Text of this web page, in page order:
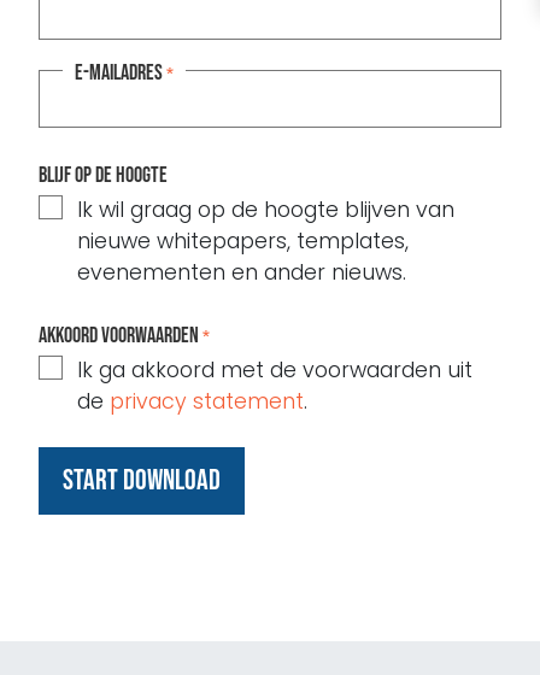
E-mailadres*
Blijf op de hoogte
Ik wil graag op de hoogte blijven van
nieuwe whitepapers, templates,
evenementen en ander nieuws.
Akkoord voorwaarden *
Ik ga akkoord met de voorwaarden uit
de privacy statement.